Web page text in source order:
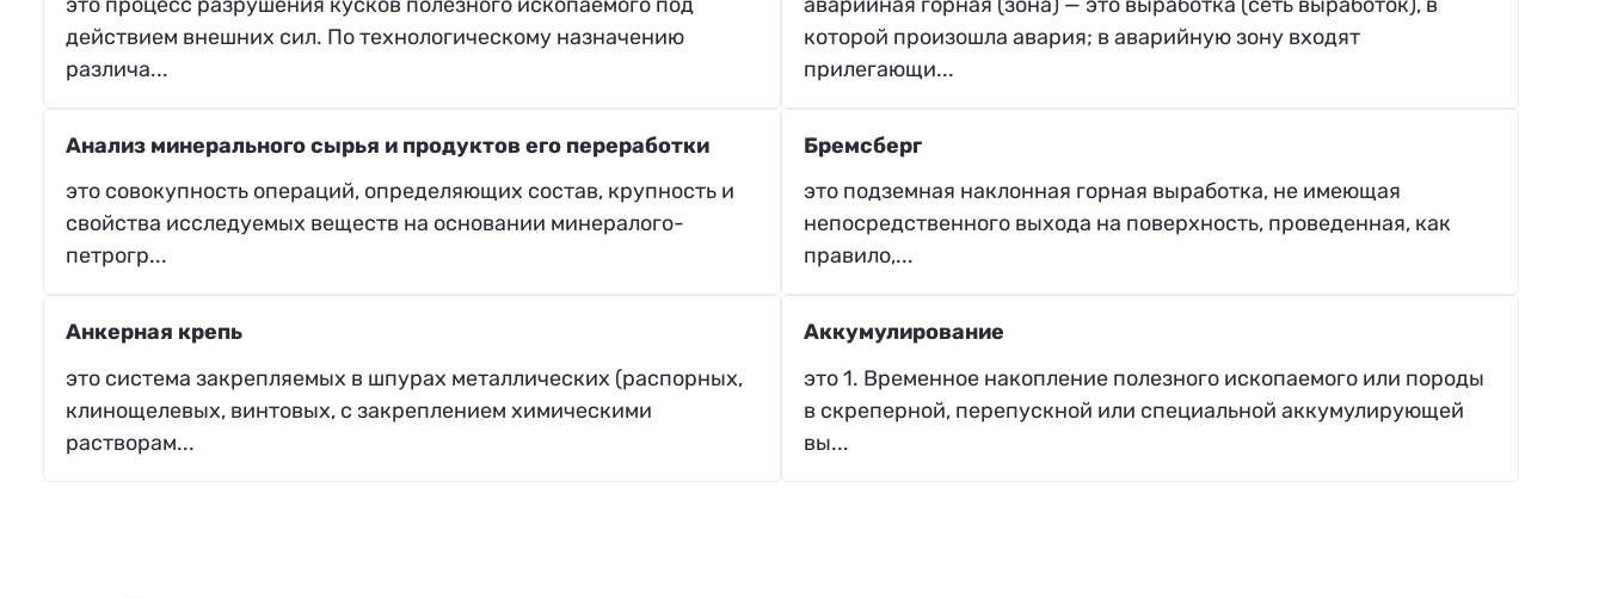
действием внешних сил. По технологическому назначению
различа...
которой произошла авария; в аварийную зону входят
прилегающи...
Анализ минерального сырья и продуктов его переработки
это совокупность операций, определяющих состав, крупность и
свойства исследуемых веществ на основании минералого-
петрогр...
Бремсберг
это подземная наклонная горная выработка, не имеющая
непосредственного выхода на поверхность, проведенная, как
правило,...
Анкерная крепь
это система закрепляемых в шпурах металлических (распорных,
клинощелевых, винтовых, с закреплением химическими
растворам...
Аккумулирование
это 1. Временное накопление полезного ископаемого или породы
в скреперной, перепускной или специальной аккумулирующей
вы...